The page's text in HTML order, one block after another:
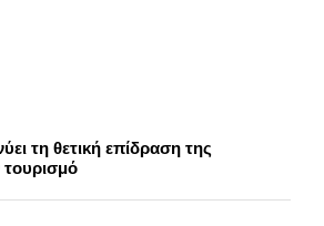
τη θετική επίδραση της
τουρισμό